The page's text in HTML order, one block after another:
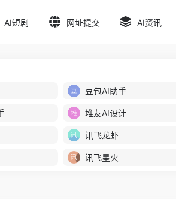
AI短剧 网址提交 AI资讯
豆包AI助手
堆友AI设计
讯飞龙虾
讯飞星火